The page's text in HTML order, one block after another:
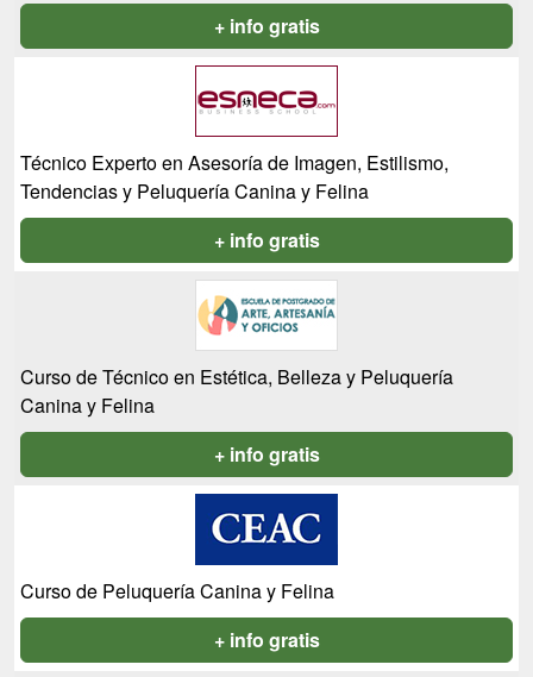
+ info gratis
Técnico Experto en Asesoría de Imagen, Estilismo,
Tendencias y Peluquería Canina y Felina
+ info gratis
Curso de Técnico en Estética, Belleza y Peluquería
Canina y Felina
+ info gratis
Curso de Peluquería Canina y Felina
+ info gratis